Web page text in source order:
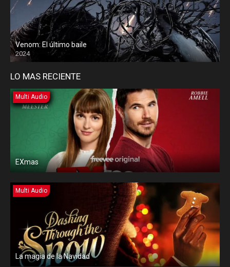
Venom: El último baile
2024
LO MAS RECIENTE
Multi Audio
EXmas
Multi Audio
La magia de la Navidad